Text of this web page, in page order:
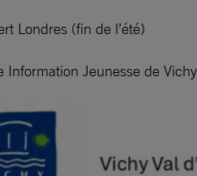
Londres (fin de l’été)
Jeunesse de